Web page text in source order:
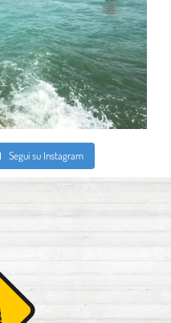
Segui su Instagram